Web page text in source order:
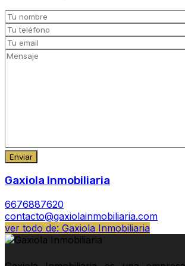
Gaxiola Inmobiliaria
6676887620
contacto@gaxiolainmobiliaria.com
ver todo de: Gaxiola Inmobiliaria